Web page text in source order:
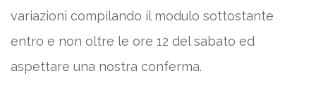
variazioni compilando il modulo sottostante
entro e non oltre le ore 12 del sabato ed
aspettare una nostra conferma.